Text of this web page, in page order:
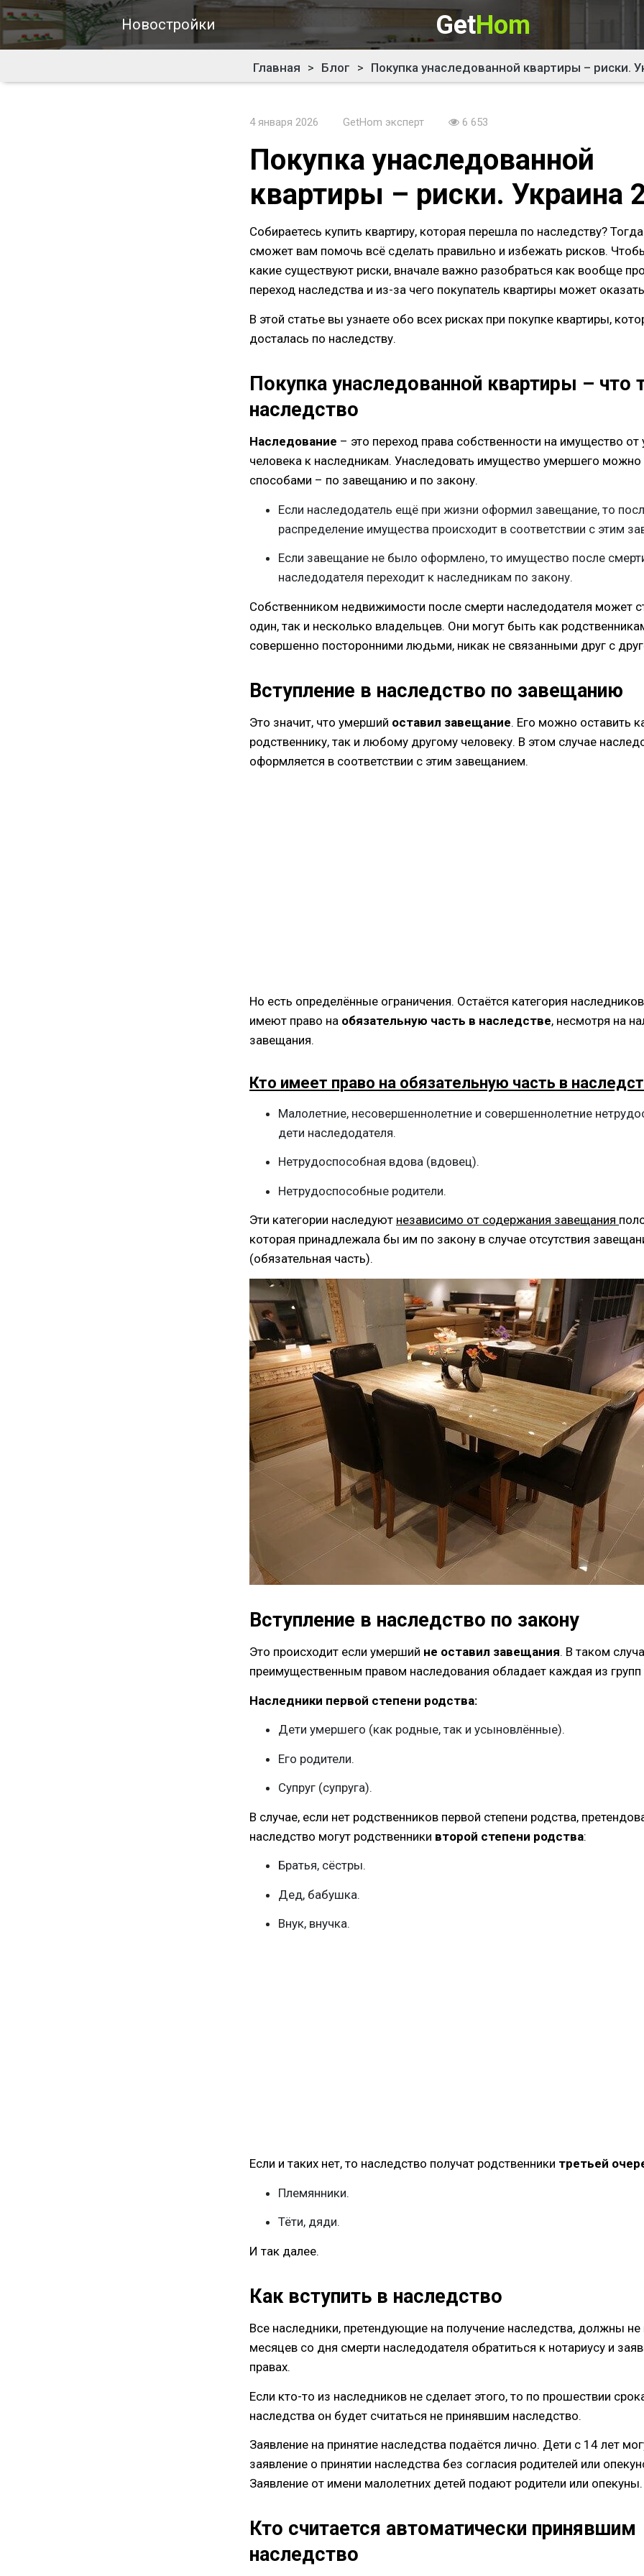
Новостройки GetHom
Главная > Блог > Покупка унаследованной квартиры – риски.
4 января 2026 GetHom эксперт 6 653
Покупка унаследованной
квартиры – риски. Украина
Собираетесь купить квартиру, которая перешла по наследству? Тогда
сможет вам помочь всё сделать правильно и избежать рисков.
какие существуют риски, вначале важно разобраться как вообще
переход наследства и из-за чего покупатель квартиры может
В этой статье вы узнаете обо всех рисках при покупке квартиры,
досталась по наследству.
Покупка унаследованной квартиры – что
наследство
Наследование – это переход права собственности на имущество
человека к наследникам. Унаследовать имущество умершего
способами – по завещанию и по закону.
Если наследодатель ещё при жизни оформил завещание, то
распределение имущества происходит в соответствии с этим
Если завещание не было оформлено, то имущество после
наследодателя переходит к наследникам по закону.
Собственником недвижимости после смерти наследодателя может
один, так и несколько владельцев. Они могут быть как
совершенно посторонними людьми, никак не связанными друг с
Вступление в наследство по завещанию
Это значит, что умерший оставил завещание. Его можно оставить
родственнику, так и любому другому человеку. В этом случае
оформляется в соответствии с этим завещанием.
Но есть определённые ограничения. Остаётся категория
имеют право на обязательную часть в наследстве, несмотря на
завещания.
Кто имеет право на обязательную часть в
Малолетние, несовершеннолетние и совершеннолетние
дети наследодателя.
Нетрудоспособная вдова (вдовец).
Нетрудоспособные родители.
Эти категории наследуют независимо от содержания завещания
которая принадлежала бы им по закону в случае отсутствия
(обязательная часть).
Вступление в наследство по закону
Это происходит если умерший не оставил завещания. В таком
преимущественным правом наследования обладает каждая из
Наследники первой степени родства:
Дети умершего (как родные, так и усыновлённые).
Его родители.
Супруг (супруга).
В случае, если нет родственников первой степени родства,
наследство могут родственники второй степени родства:
Братья, сёстры.
Дед, бабушка.
Внук, внучка.
Если и таких нет, то наследство получат родственники третьей
Племянники.
Тёти, дяди.
И так далее.
Как вступить в наследство
Все наследники, претендующие на получение наследства, должны
месяцев со дня смерти наследодателя обратиться к нотариусу и
правах.
Если кто-то из наследников не сделает этого, то по прошествии
наследства он будет считаться не принявшим наследство.
Заявление на принятие наследства подаётся лично. Дети с 14 лет
заявление о принятии наследства без согласия родителей или
Заявление от имени малолетних детей подают родители или опекуны.
Кто считается автоматически принявшим
наследство